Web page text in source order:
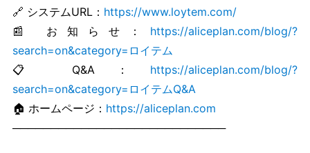
🔗 システムURL： https://www.loytem.com/
📰 お知らせ： https://aliceplan.com/blog/?
search=on&category=ロイテム
📋 Q&A： https://aliceplan.com/blog/?
search=on&category=ロイテムQ&A
🏠 ホームページ： https://aliceplan.com
────────────────────────────